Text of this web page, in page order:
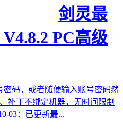
剑灵最
PC高级
码，或者随便输入账号密码然
补丁不绑定机器，无时间限制
03：已更新最...